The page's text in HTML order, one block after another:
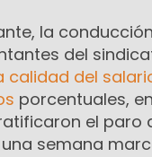
la
del
calidad del
porcentuales,
el paro
semana